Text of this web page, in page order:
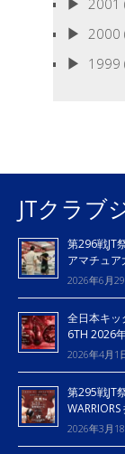
2000
1999
JTクラブ
第296戦JT
アマチュ
2026年6月
全日本キッ
6TH 2026
2026年4月1
第295戦JT
2026年3月